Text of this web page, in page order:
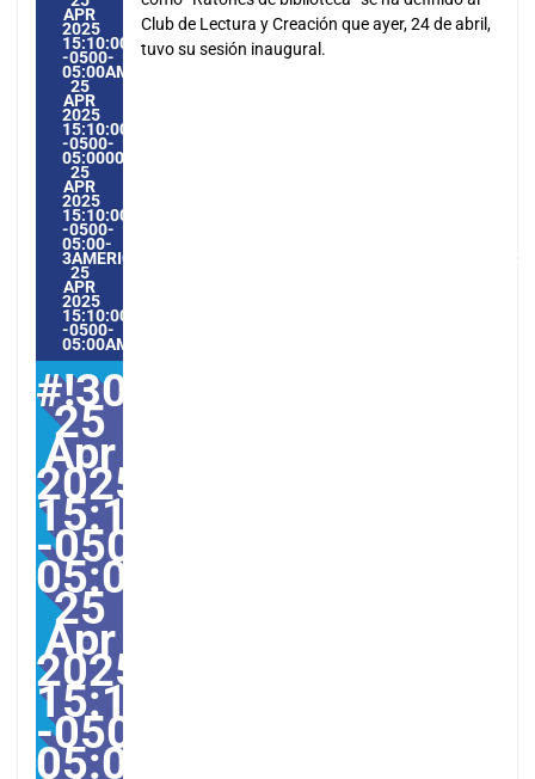
APR
2025
15:10:00
-0500-
05:00AMERICA/GUAYAQUIL4#APR#!30FRI,
25
APR
2025
15:10:00
-0500-
05:000030#/30FRI,
25
APR
2025
15:10:00
-0500-
05:00-
3AMERICA/GUAYAQUIL3030AMERICA/
25
APR
2025
15:10:00
-0500-
05:00AMERICA/GUAYAQUIL4#
#!30Fri,
25
Apr
2025
15:10:00
-0500-
05:000030#30Fri,
25
Apr
2025
15:10:00
-0500-
05:00-
Club de Lectura y Creación que ayer, 24 de abril,
tuvo su sesión inaugural.